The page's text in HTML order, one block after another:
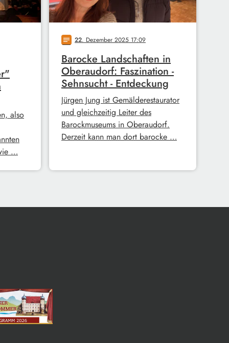
also
…
notes 22. Dezember 2025 17:09
Barocke Landschaften in
Oberaudorf: Faszination -
Sehnsucht - Entdeckung
Jürgen Jung ist Gemälderestaurator
und gleichzeitig Leiter des
Barockmuseums in Oberaudorf.
Derzeit kann man dort barocke …